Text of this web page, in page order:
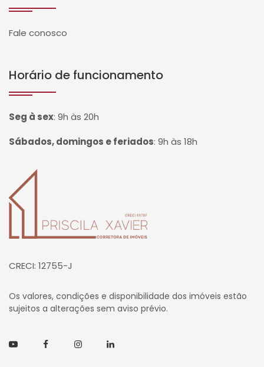
Fale conosco
Horário de funcionamento
Seg à sex: 9h às 20h
Sábados, domingos e feriados: 9h às 18h
Página inicial
CRECI: 12755-J
Os valores, condições e disponibilidade dos imóveis estão
sujeitos a alterações sem aviso prévio.
YoutubeFacebookInstagramLinkedin